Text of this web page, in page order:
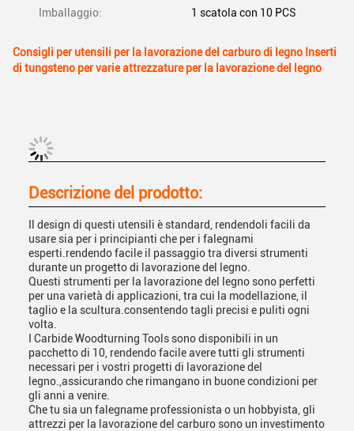
Imballaggio: 1 scatola con 10 PCS
Consigli per utensili per la lavorazione del carburo di legno Inserti
di tungsteno per varie attrezzature per la lavorazione del legno
Descrizione del prodotto:
Il design di questi utensili è standard, rendendoli facili da
usare sia per i principianti che per i falegnami
esperti.rendendo facile il passaggio tra diversi strumenti
durante un progetto di lavorazione del legno.
Questi strumenti per la lavorazione del legno sono perfetti
per una varietà di applicazioni, tra cui la modellazione, il
taglio e la scultura.consentendo tagli precisi e puliti ogni
volta.
I Carbide Woodturning Tools sono disponibili in un
pacchetto di 10, rendendo facile avere tutti gli strumenti
necessari per i vostri progetti di lavorazione del
legno.,assicurando che rimangano in buone condizioni per
gli anni a venire.
Che tu sia un falegname professionista o un hobbyista, gli
attrezzi per la lavorazione del carburo sono un investimento